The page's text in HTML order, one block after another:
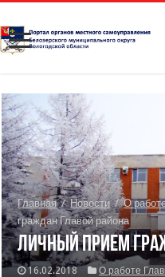
Главная / Новости / О
граждан Главой района
Личный прием
16.02.2018 О работе